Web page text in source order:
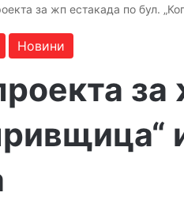
за жп естакада по бул.
Новини
за